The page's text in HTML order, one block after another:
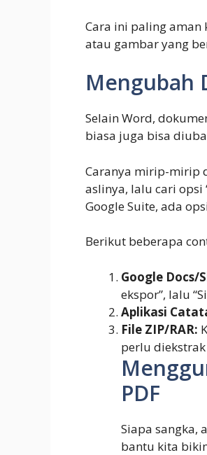
Cara ini paling aman
atau gambar yang
Mengubah
Selain Word,
biasa juga bisa
Caranya mirip-mirip
aslinya, lalu cari opsi
Google Suite, ada
Berikut beberapa
Google Docs/
ekspor”, lalu
Aplikasi
File ZIP/RAR:
perlu
PDF
Siapa sangka,
bantu kita